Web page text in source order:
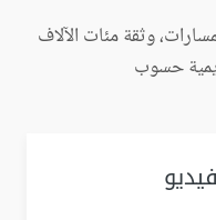
وثقة مئات الآلاف
حسوب